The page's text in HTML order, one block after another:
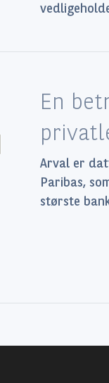
En
Arval er
Paribas,
største